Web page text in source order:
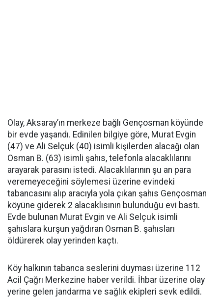
Olay, Aksaray’ın merkeze bağlı Gençosman köyünde
bir evde yaşandı. Edinilen bilgiye göre, Murat Evgin
(47) ve Ali Selçuk (40) isimli kişilerden alacağı olan
Osman B. (63) isimli şahıs, telefonla alacaklılarını
arayarak parasını istedi. Alacaklılarının şu an para
veremeyeceğini söylemesi üzerine evindeki
tabancasını alıp aracıyla yola çıkan şahıs Gençosman
köyüne giderek 2 alacaklısının bulunduğu evi bastı.
Evde bulunan Murat Evgin ve Ali Selçuk isimli
şahıslara kurşun yağdıran Osman B. şahısları
öldürerek olay yerinden kaçtı.
Köy halkının tabanca seslerini duyması üzerine 112
Acil Çağrı Merkezine haber verildi. İhbar üzerine olay
yerine gelen jandarma ve sağlık ekipleri sevk edildi.